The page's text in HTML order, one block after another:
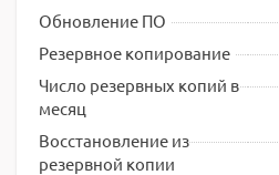
Обновление ПО
Резервное копирование
Число резервных копий в
месяц
Восстановление из
резервной копии